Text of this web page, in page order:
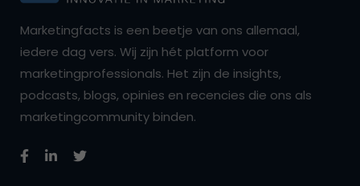
Marketingfacts is een beetje van ons allemaal,
iedere dag vers. Wij zijn hét platform voor
marketingprofessionals. Het zijn de insights,
podcasts, blogs, opinies en recencies die ons als
marketingcommunity binden.